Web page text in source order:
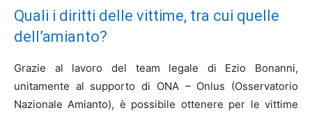
Quali i diritti delle vittime, tra cui quelle
dell’amianto?
Grazie al lavoro del team legale di Ezio Bonanni,
unitamente al supporto di ONA – Onlus (Osservatorio
Nazionale Amianto), è possibile ottenere per le vittime